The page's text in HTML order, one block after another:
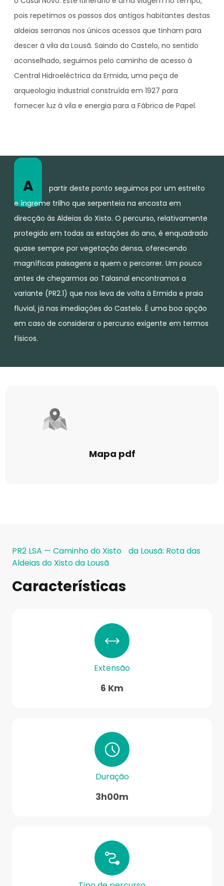
pois repetimos os passos dos antigos habitantes destas
aldeias serranas nos únicos acessos que tinham para
descer à vila da Lousã. Saindo do Castelo, no sentido
aconselhado, seguimos pelo caminho de acesso à
Central Hidroeléctrica da Ermida, uma peça de
arqueologia industrial construída em 1927 para
fornecer luz à vila e energia para a Fábrica de Papel.
A
partir deste ponto seguimos por um estreito
e íngreme trilho que serpenteia na encosta em
direcção às Aldeias do Xisto. O percurso, relativamente
protegido em todas as estações do ano, é enquadrado
quase sempre por vegetação densa, oferecendo
magníficas paisagens a quem o percorrer. Um pouco
antes de chegarmos ao Talasnal encontramos a
variante (PR2.1) que nos leva de volta à Ermida e praia
fluvial, já nas imediações do Castelo. É uma boa opção
em caso de considerar o percurso exigente em termos
físicos.
Mapa pdf
PR2 LSA — Caminho do Xisto da Lousã: Rota das
Aldeias do Xisto da Lousã
Características
Extensão
6 Km
Duração
3h00m